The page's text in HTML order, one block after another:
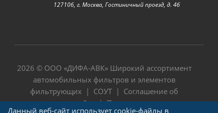
127106, г. Москва, Гостиничный проезд, д. 4б
2026 © ООО «ДИФА-АВК» Широкий ассортимент
автомобильных фильтров и элементов
фильтрующих | СОУТ | Соглашение об
использовании сайта|Политика в отношении
Данный веб-сайт использует cookie-файлы в